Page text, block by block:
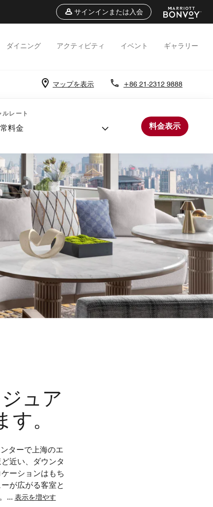
サインインまたは入会
ダイニング アクティビティ イベント ギャラリー
マップを表示 +86 21-2312 9888
ルレート
料金 料金表示
ュア
。
ターで上海のエ
近い、ダウンタ
ーションはもち
が広がる客室と
... 表示を増やす